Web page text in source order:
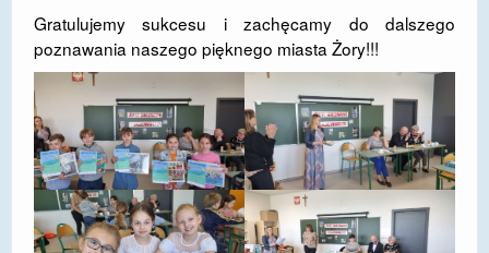
Gratulujemy sukcesu i zachęcamy do dalszego
poznawania naszego pięknego miasta Żory!!!